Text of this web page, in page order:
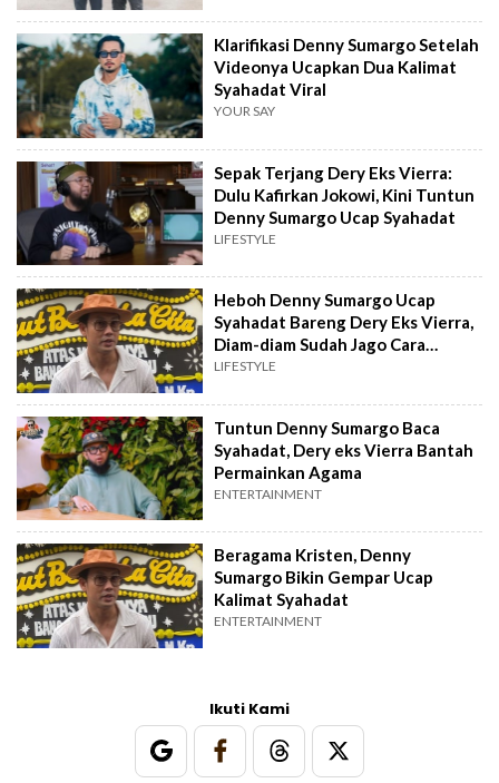
Klarifikasi Denny Sumargo Setelah
Videonya Ucapkan Dua Kalimat
Syahadat Viral
YOUR SAY
Sepak Terjang Dery Eks Vierra:
Dulu Kafirkan Jokowi, Kini Tuntun
Denny Sumargo Ucap Syahadat
LIFESTYLE
Heboh Denny Sumargo Ucap
Syahadat Bareng Dery Eks Vierra,
Diam-diam Sudah Jago Cara
Wudhu?
LIFESTYLE
Tuntun Denny Sumargo Baca
Syahadat, Dery eks Vierra Bantah
Permainkan Agama
ENTERTAINMENT
Beragama Kristen, Denny
Sumargo Bikin Gempar Ucap
Kalimat Syahadat
ENTERTAINMENT
Ikuti Kami